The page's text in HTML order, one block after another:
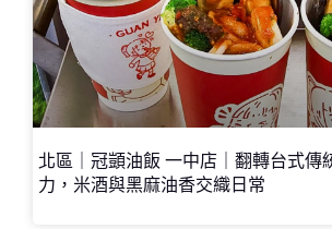
北區｜冠顗油飯 一中店｜翻轉台式傳
力，米酒與黑麻油香交織日常